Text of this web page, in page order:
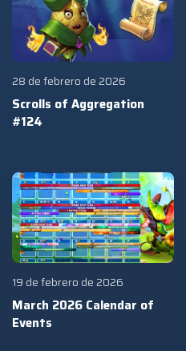
28 de febrero de 2026
Scrolls of Aggregation
#124
19 de febrero de 2026
March 2026 Calendar of
Events